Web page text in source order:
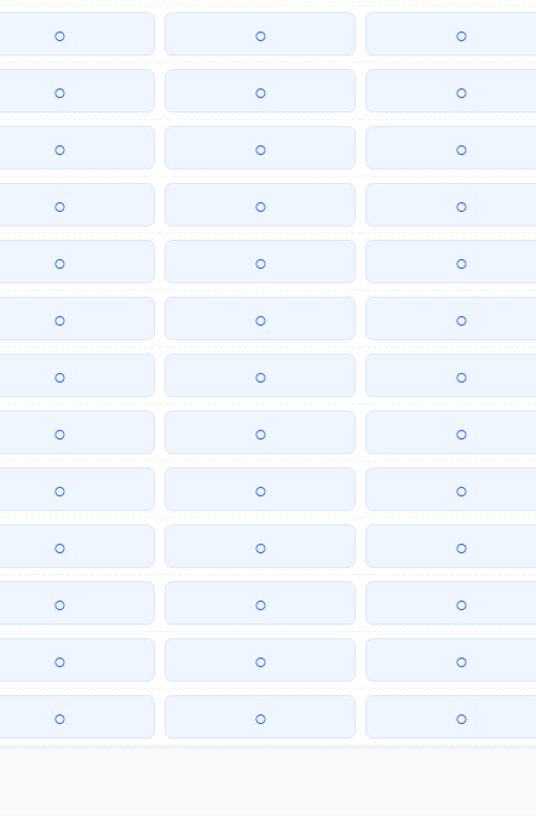
○ ○ ○
○ ○ ○
○ ○ ○
○ ○ ○
○ ○ ○
○ ○ ○
○ ○ ○
○ ○ ○
○ ○ ○
○ ○ ○
○ ○ ○
○ ○ ○
○ ○ ○